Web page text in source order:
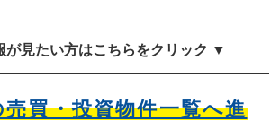
が見たい方はこちらをクリック ▼
売買・投資物件一覧へ進